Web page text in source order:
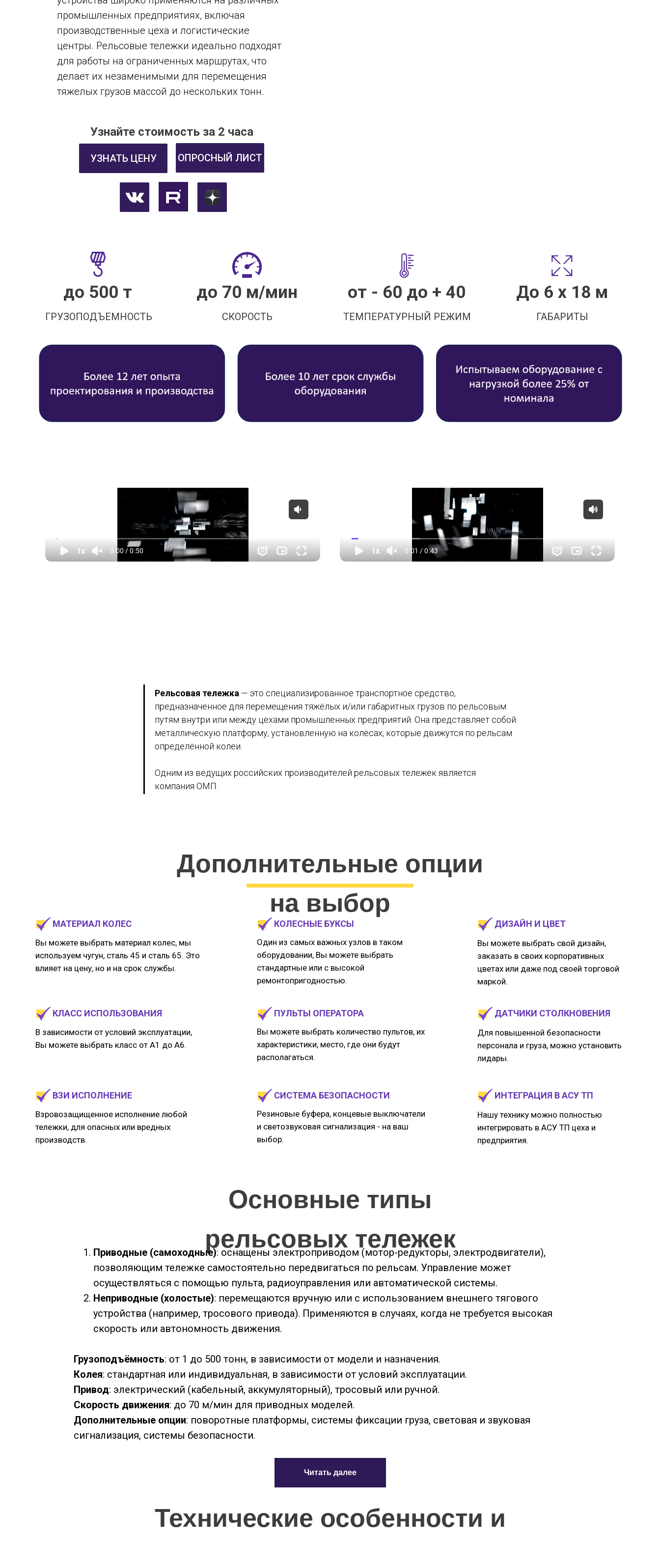
Узнайте стоимость за 2 часа
УЗНАТЬ ЦЕНУ ОПРОСНЫЙ ЛИСТ
промышленных предприятиях, включая
производственные цеха и логистические
центры. Рельсовые тележки идеально подходят
для работы на ограниченных маршрутах, что
делает их незаменимыми для перемещения
тяжелых грузов массой до нескольких тонн.
до 500 т
ГРУЗОПОДЪЕМНОСТЬ
до 70 м/мин
СКОРОСТЬ
от - 60 до + 40
ТЕМПЕРАТУРНЫЙ РЕЖИМ
До 6 х 18 м
ГАБАРИТЫ
Рельсовая тележка — это специализированное транспортное средство,
предназначенное для перемещения тяжёлых и/или габаритных грузов по рельсовым
путям внутри или между цехами промышленных предприятий. Она представляет собой
металлическую платформу, установленную на колёсах, которые движутся по рельсам
определённой колеи.​
Одним из ведущих российских производителей рельсовых тележек является
компания ОМП.
Дополнительные опции
на выбор
МАТЕРИАЛ КОЛЕС
Вы можете выбрать материал колес, мы
используем чугун, сталь 45 и сталь 65. Это
влияет на цену, но и на срок службы.
КОЛЕСНЫЕ БУКСЫ
Один из самых важных узлов в таком
оборудовании, Вы можете выбрать
стандартные или с высокой
ремонтопригодностью.
ДИЗАЙН И ЦВЕТ
Вы можете выбрать свой дизайн,
заказать в своих корпоративных
цветах или даже под своей торговой
маркой.
КЛАСС ИСПОЛЬЗОВАНИЯ
В зависимости от условий эксплуатации,
Вы можете выбрать класс от А1 до А6.
ПУЛЬТЫ ОПЕРАТОРА
Вы можете выбрать количество пультов, их
характеристики, место, где они будут
располагаться.
ДАТЧИКИ СТОЛКНОВЕНИЯ
Для повышенной безопасности
персонала и груза, можно установить
лидары.
ВЗИ ИСПОЛНЕНИЕ
Взровозащищенное исполнение любой
тележки, для опасных или вредных
производств.
СИСТЕМА БЕЗОПАСНОСТИ
Резиновые буфера, концевые выключатели
и светозвуковая сигнализация - на ваш
выбор.
ИНТЕГРАЦИЯ В АСУ ТП
Нашу технику можно полностью
интегрировать в АСУ ТП цеха и
предприятия.
Основные типы
рельсовых тележек
Приводные (самоходные): оснащены электроприводом (мотор-редукторы, электродвигатели),
позволяющим тележке самостоятельно передвигаться по рельсам. Управление может
осуществляться с помощью пульта, радиоуправления или автоматической системы.​
Неприводные (холостые): перемещаются вручную или с использованием внешнего тягового
устройства (например, тросового привода). Применяются в случаях, когда не требуется высокая
скорость или автономность движения.
Грузоподъёмность: от 1 до 500 тонн, в зависимости от модели и назначения.​
Колея: стандартная или индивидуальная, в зависимости от условий эксплуатации.​
Привод: электрический (кабельный, аккумуляторный), тросовый или ручной.​
Скорость движения: до 70 м/мин для приводных моделей.​
Дополнительные опции: поворотные платформы, системы фиксации груза, световая и звуковая
сигнализация, системы безопасности.
Читать далее
Технические особенности и